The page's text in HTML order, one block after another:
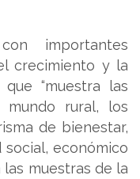
importantes
crecimiento y la
“muestra las
mundo rural, los
de bienestar,
económico
las muestras de la